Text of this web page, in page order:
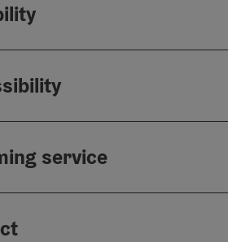
service